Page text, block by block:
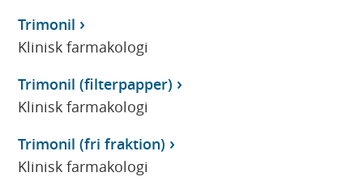
Trimonil
Klinisk farmakologi
Trimonil (filterpapper)
Klinisk farmakologi
Trimonil (fri fraktion)
Klinisk farmakologi